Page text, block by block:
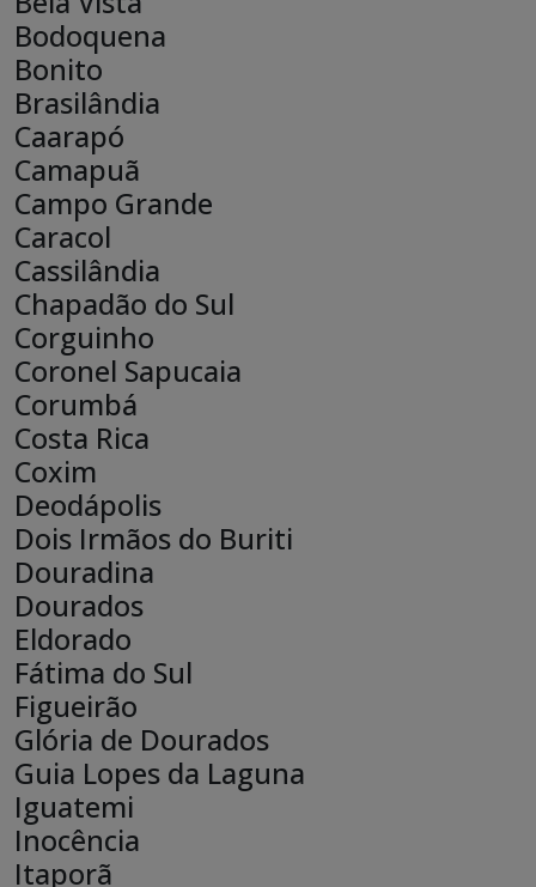
Bodoquena
Bonito
Brasilândia
Caarapó
Camapuã
Campo Grande
Caracol
Cassilândia
Chapadão do Sul
Corguinho
Coronel Sapucaia
Corumbá
Costa Rica
Coxim
Deodápolis
Dois Irmãos do Buriti
Douradina
Dourados
Eldorado
Fátima do Sul
Figueirão
Glória de Dourados
Guia Lopes da Laguna
Iguatemi
Inocência
Itaporã